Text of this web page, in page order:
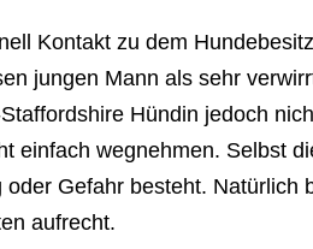
Kontakt zu dem
jungen Mann als sehr
Hündin jedoch
einfach wegnehmen. Selbst
oder Gefahr besteht.
aufrecht.